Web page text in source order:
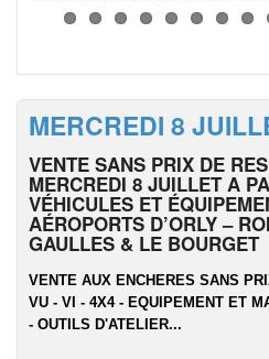
MERCREDI 8
VENTE SANS PRIX DE
MERCREDI 8 JUILLET A
VÉHICULES ET
AÉROPORTS D’ORLY –
GAULLES & LE BOURGET
VENTE AUX ENCHERES SANS
VU - VI - 4X4 - EQUIPEMENT ET
- OUTILS D'ATELIER...